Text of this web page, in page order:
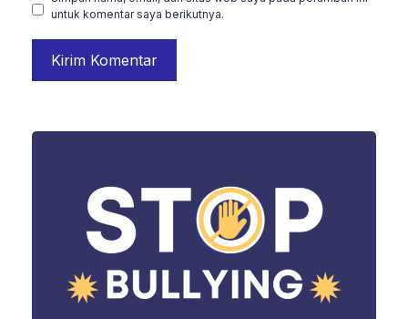
untuk komentar saya berikutnya.